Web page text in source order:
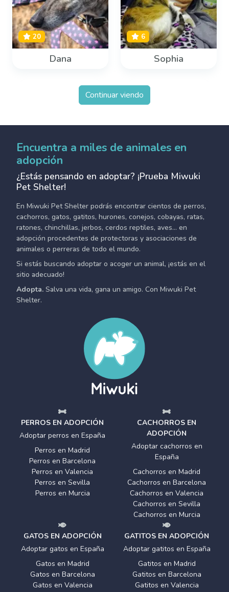
20
Dana
6
Sophia
Continuar viendo
Encuentra a miles de animales en
adopción
¿Estás pensando en adoptar? ¡Prueba Miwuki
Pet Shelter!
En Miwuki Pet Shelter podrás encontrar cientos de perros,
cachorros, gatos, gatitos, hurones, conejos, cobayas, ratas,
ratones, chinchillas, jerbos, cerdos reptiles, aves... en
adopción procedentes de protectoras y asociaciones de
animales o perreras de todo el mundo.
Si estás buscando adoptar o acoger un animal, ¡estás en el
sitio adecuado!
Adopta. Salva una vida, gana un amigo. Con Miwuki Pet
Shelter.
PERROS EN ADOPCIÓN
Adoptar perros en España
Perros en Madrid
Perros en Barcelona
Perros en Valencia
Perros en Sevilla
Perros en Murcia
CACHORROS EN
ADOPCIÓN
Adoptar cachorros en
España
Cachorros en Madrid
Cachorros en Barcelona
Cachorros en Valencia
Cachorros en Sevilla
Cachorros en Murcia
GATOS EN ADOPCIÓN
Adoptar gatos en España
Gatos en Madrid
Gatos en Barcelona
Gatos en Valencia
GATITOS EN ADOPCIÓN
Adoptar gatitos en España
Gatitos en Madrid
Gatitos en Barcelona
Gatitos en Valencia